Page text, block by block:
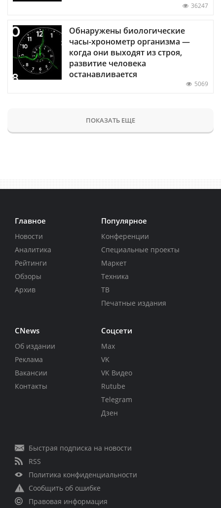
36247
Обнаружены биологические
часы-хронометр организма —
когда они выходят из строя,
развитие человека
останавливается
5069
ПОКАЗАТЬ ЕЩЕ
Главное
Новости
Аналитика
Рейтинги
Обзоры
Архив
Популярное
Конференции
Специальные проекты
Маркет
Техника
ТВ
Печатные издания
CNews
Об издании
Реклама
Вакансии
Контакты
Соцсети
Max
VK
VK Видео
Rutube
Telegram
Дзен
Быстрая подписка на новости
RSS
Политика конфиденциальности
Сообщить об ошибке
Правовая информация